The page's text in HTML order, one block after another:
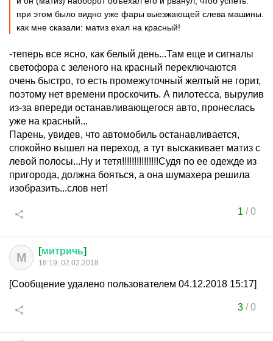
при этом было видно уже фары выезжающей слева машины.
как мне сказали: матиз ехал на красный!
-теперь все ясно, как белый день...Там еще и сигналы
светофора с зеленого на красный переключаются
очень быстро, то есть промежуточный желтый не горит,
поэтому нет времени проскочить. А пилотесса, вырулив
из-за впереди останавливающегося авто, пронеслась
уже на красный...
Парень, увидев, что автомобиль останавливается,
спокойно вышел на переход, а тут выскакивает матиз с
левой полосы...Ну и тетя!!!!!!!!!!!!!!!Судя по ее одежде из
пригорода, должна бояться, а она шумахера решила
изобразить...слов нет!
1 /0
М [митричь]
18:19, 02.02.2018
[Сообщение удалено пользователем 04.12.2018 15:17]
3/0